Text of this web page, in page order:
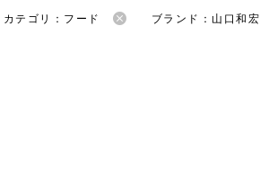
カテゴリ：フード ブランド：山口和宏